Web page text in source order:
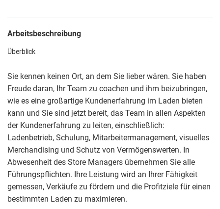
Arbeitsbeschreibung
Überblick
Sie kennen keinen Ort, an dem Sie lieber wären. Sie haben
Freude daran, Ihr Team zu coachen und ihm beizubringen,
wie es eine großartige Kundenerfahrung im Laden bieten
kann und Sie sind jetzt bereit, das Team in allen Aspekten
der Kundenerfahrung zu leiten, einschließlich:
Ladenbetrieb, Schulung, Mitarbeitermanagement, visuelles
Merchandising und Schutz von Vermögenswerten. In
Abwesenheit des Store Managers übernehmen Sie alle
Führungspflichten. Ihre Leistung wird an Ihrer Fähigkeit
gemessen, Verkäufe zu fördern und die Profitziele für einen
bestimmten Laden zu maximieren.